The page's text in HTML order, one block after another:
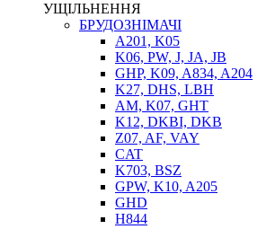
ВТУЛКИ
УЩІЛЬНЕННЯ
БРУДОЗНІМАЧІ
A201, K05
K06, PW, J, JA, JB
GHP, K09, A834, A204
K27, DHS, LBH
AM, K07, GHT
K12, DKBI, DKB
Z07, AF, VAY
CAT
K703, BSZ
GPW, K10, A205
GHD
H844